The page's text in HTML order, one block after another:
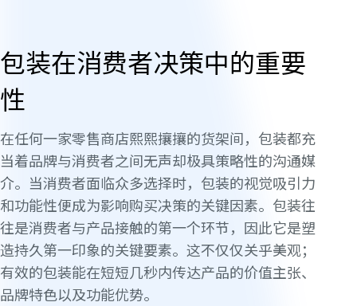
包装在消费者决策中的重要
性
在任何一家零售商店熙熙攘攘的货架间，包装都充
当着品牌与消费者之间无声却极具策略性的沟通媒
介。当消费者面临众多选择时，包装的视觉吸引力
和功能性便成为影响购买决策的关键因素。包装往
往是消费者与产品接触的第一个环节，因此它是塑
造持久第一印象的关键要素。这不仅仅关乎美观；
有效的包装能在短短几秒内传达产品的价值主张、
品牌特色以及功能优势。